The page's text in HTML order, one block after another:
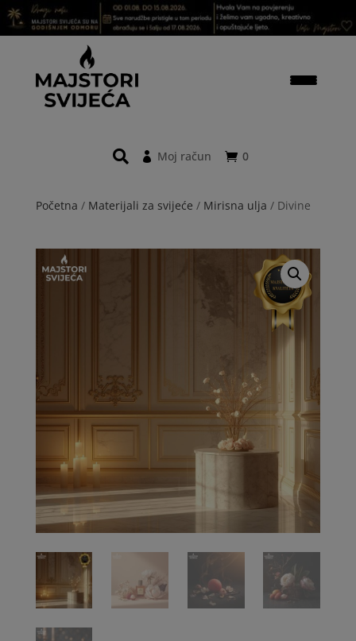
0
Moj račun
Početna / Materijali za svijeće / Mirisna ulja / Divine